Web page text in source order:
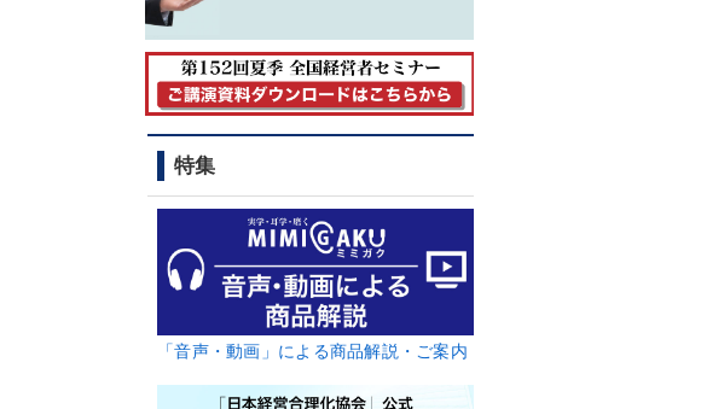
特集
「音声・動画」による商品解説・ご案内